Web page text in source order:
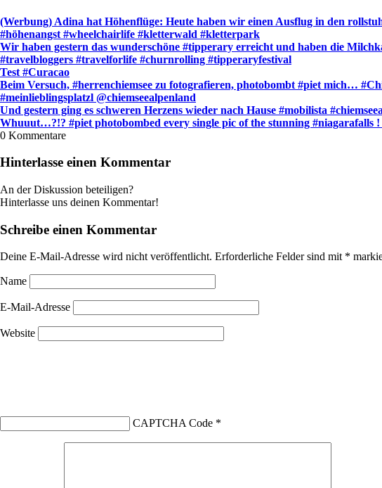
(Werbung) Adina hat Höhenflüge: Heute haben wir einen Ausflug in den
#höhenangst #wheelchairlife #kletterwald #kletterpark
Wir haben gestern das wunderschöne #tipperary erreicht und haben die
#travelbloggers #travelforlife #churnrolling #tipperaryfestival
Test #Curacao
Beim Versuch, #herrenchiemsee zu fotografieren, photobombt #piet mich…
#meinlieblingsplatzl @chiemseealpenland
Und gestern ging es schweren Herzens wieder nach Hause #mobilista
Whuuut…?!? #piet photobombed every single pic of the stunning
0 Kommentare
Hinterlasse einen Kommentar
An der Diskussion beteiligen?
Hinterlasse uns deinen Kommentar!
Schreibe einen Kommentar
Deine E-Mail-Adresse wird nicht veröffentlicht. Erforderliche Felder sind mit *
Name
E-Mail-Adresse
Website
CAPTCHA Code *